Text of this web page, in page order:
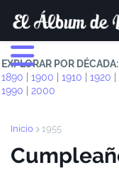
EXPLORAR POR DÉCADA:
1890
1900 1910 1920
1990
2000
Inicio 1955